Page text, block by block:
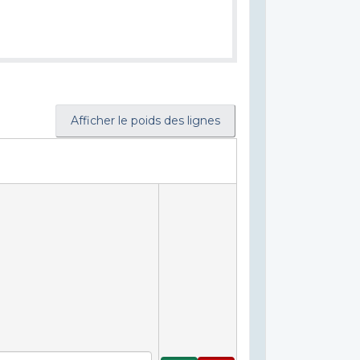
Afficher le poids des lignes